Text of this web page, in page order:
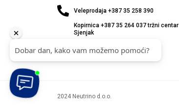
Veleprodaja +387 35 258 390
Kopirnica +387 35 264 037 tržni centar
Sjenjak
2024 Neutrino d.o.o.